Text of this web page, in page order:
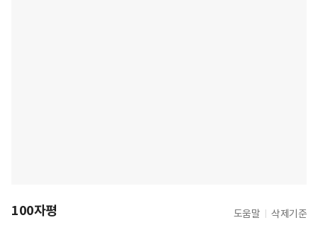
100자평 도움말 삭제기준